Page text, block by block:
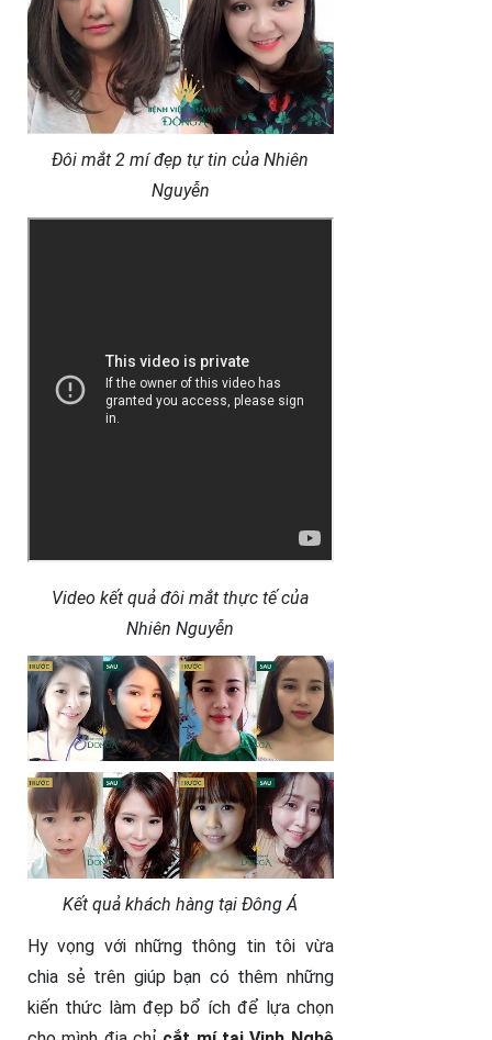
Đôi mắt 2 mí đẹp tự tin của Nhiên
Nguyễn
Video kết quả đôi mắt thực tế của
Nhiên Nguyễn
Kết quả khách hàng tại Đông Á
Hy vọng với những thông tin tôi vừa
chia sẻ trên giúp bạn có thêm những
kiến thức làm đẹp bổ ích để lựa chọn